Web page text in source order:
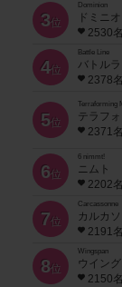
3位
Dominion
ドミニ
2530名
4位
Battle Line
バトル
2378名
5位
Terraforming
テラフ
2371名
6位
6 nimmt!
ニムト
2202名
7位
Carcassonne
カルカ
2191名
8位
Wingspan
ウイン
2150名